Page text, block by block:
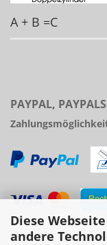
Diese
andere
A + B =C
PAYPAL,
Versand